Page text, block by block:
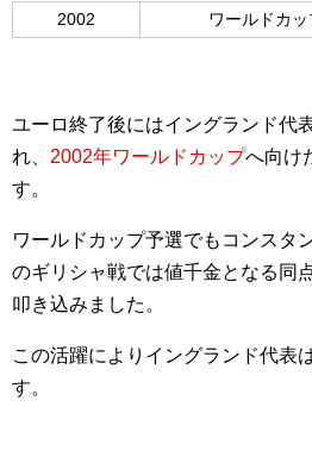
2002 ワールドカッ
ユーロ終了後にはイングランド代
れ、 2002年ワールドカップへ向け
す。
ワールドカップ予選でもコンスタ
のギリシャ戦では値千金となる同
叩き込みました。
この活躍によりイングランド代表
す。